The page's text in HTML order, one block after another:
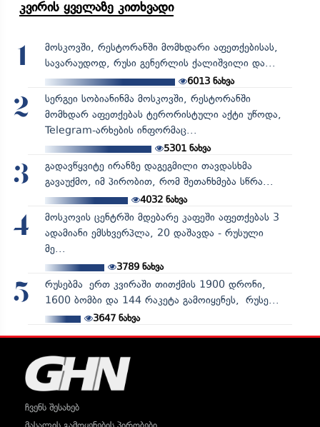
კვირის ყველაზე კითხვადი
1
მოსკოვში, რესტორანში მომხდარი აფეთქებისას,
სავარაუდოდ, რუსი გენერლის ქალიშვილი და...
6013 ნახვა
2
სერგეი სობიანინმა მოსკოვში, რესტორანში
მომხდარ აფეთქებას ტერორისტული აქტი უწოდა,
Telegram-არხების ინფორმაც...
5301ნახვა
3
გადავწყვიტე ირანზე დაგეგმილი თავდასხმა
გავაუქმო, იმ პირობით, რომ შეთანხმება სწრა...
4032ნახვა
4
მოსკოვის ცენტრში მდებარე კაფეში აფეთქებას 3
ადამიანი ემსხვერპლა, 20 დაშავდა - რუსული
მე...
3789ნახვა
5
რუსებმა ერთ კვირაში თითქმის 1900 დრონი,
1600 ბომბი და 144 რაკეტა გამოიყენეს, რუსე...
3647ნახვა
ჩვენს შესახებ